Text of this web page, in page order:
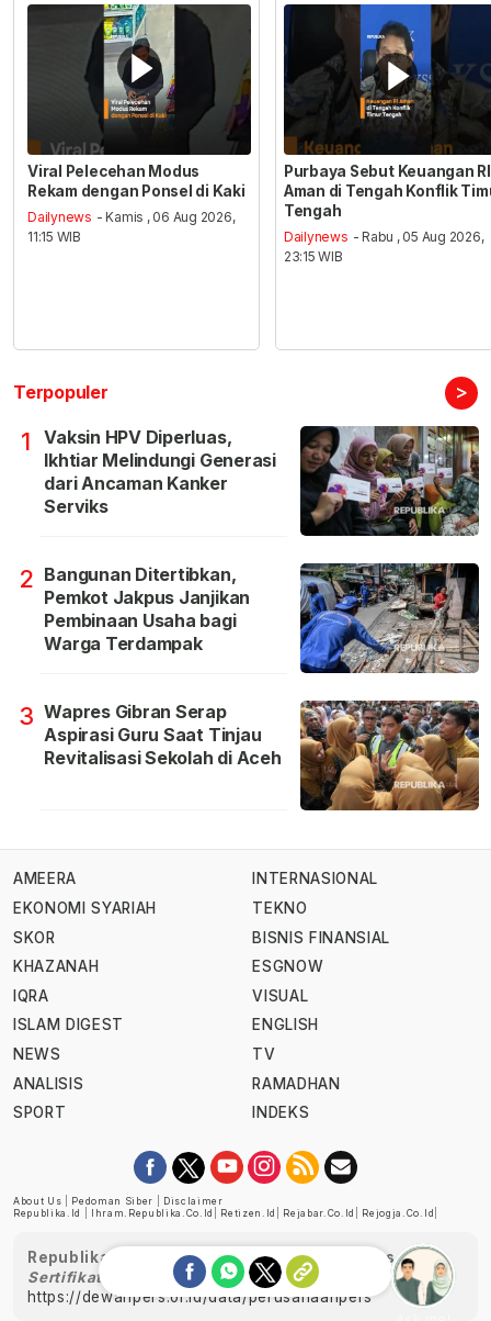
Viral Pelecehan Modus
Rekam dengan Ponsel di Kaki
Dailynews - Kamis , 06 Aug 2026,
11:15 WIB
Purbaya Sebut Keuangan RI
Aman di Tengah Konflik
Tengah
Dailynews - Rabu , 05 Aug 2026,
23:15 WIB
Terpopuler >
1
Vaksin HPV Diperluas,
Ikhtiar Melindungi Generasi
dari Ancaman Kanker
Serviks
2 Bangunan Ditertibkan,
Pemkot Jakpus Janjikan
Pembinaan Usaha bagi
Warga Terdampak
3 Wapres Gibran Serap
Aspirasi Guru Saat Tinjau
Revitalisasi Sekolah di Aceh
AMEERA
EKONOMI SYARIAH
SKOR
KHAZANAH
IQRA
ISLAM DIGEST
NEWS
ANALISIS
SPORT
INTERNASIONAL
TEKNO
BISNIS FINANSIAL
ESGNOW
VISUAL
ENGLISH
TV
RAMADHAN
INDEKS
About Us Pedoman Siber
Disclaimer
Republika.id
Ihram.republika.co.id Retizen.id Rejabar.co.id Rejogja.co.id
Republika telah diverifikasi oleh Dewan Pers
Sertifikat Nomor 1058/DP-Verifikasi/K/XII/2022
https://dewanpers.or.id/data/perusahaanpers